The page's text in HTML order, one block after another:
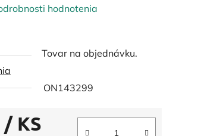
hodnotenia
Tovar na objednávku.
ON143299
/ KS